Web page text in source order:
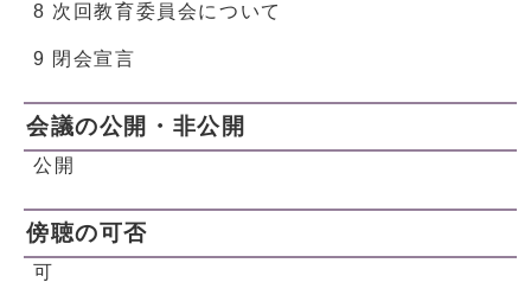
8 次回教育委員会について
9 閉会宣言
会議の公開・非公開
公開
傍聴の可否
可